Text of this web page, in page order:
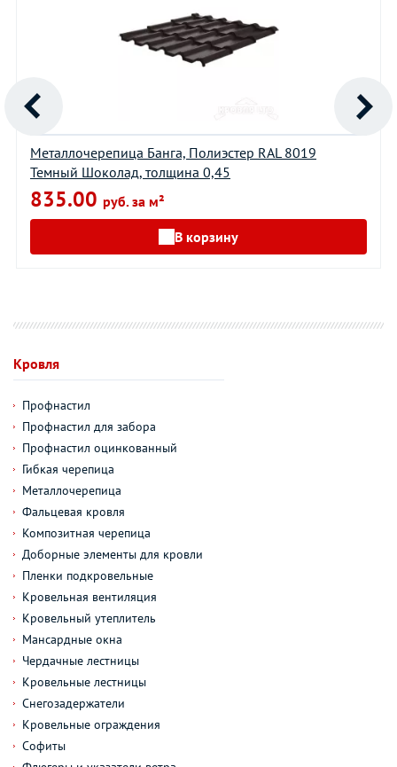
Металлочерепица Банга, Полиэстер RAL 8019
Темный Шоколад, толщина 0,45
835.00 руб. за м²
В корзину
Кровля
Профнастил
Профнастил для забора
Профнастил оцинкованный
Гибкая черепица
Металлочерепица
Фальцевая кровля
Композитная черепица
Доборные элементы для кровли
Пленки подкровельные
Кровельная вентиляция
Кровельный утеплитель
Мансардные окна
Чердачные лестницы
Кровельные лестницы
Снегозадержатели
Кровельные ограждения
Софиты